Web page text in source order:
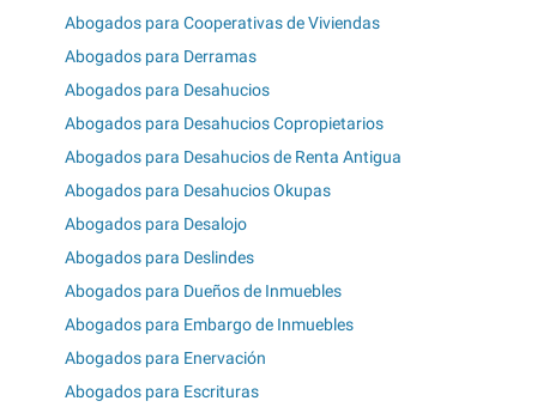
Abogados para Cooperativas de Viviendas
Abogados para Derramas
Abogados para Desahucios
Abogados para Desahucios Copropietarios
Abogados para Desahucios de Renta Antigua
Abogados para Desahucios Okupas
Abogados para Desalojo
Abogados para Deslindes
Abogados para Dueños de Inmuebles
Abogados para Embargo de Inmuebles
Abogados para Enervación
Abogados para Escrituras